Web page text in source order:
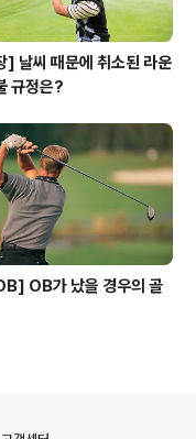
] 날씨 때문에 취소된 라운
규정은?
OB가 났을 경우의 골